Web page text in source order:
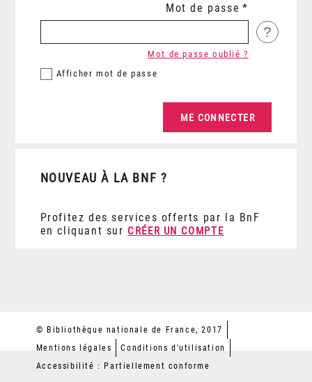
Mot de passe
?
Afficher mot de passe
Mot de passe oublié ?
NOUVEAU À LA BNF ?
Profitez des services offerts par la BnF
en cliquant sur CRÉER UN COMPTE
© Bibliothèque nationale de France, 2017
Mentions légales
Conditions d'utilisation
Accessibilité : Partiellement conforme